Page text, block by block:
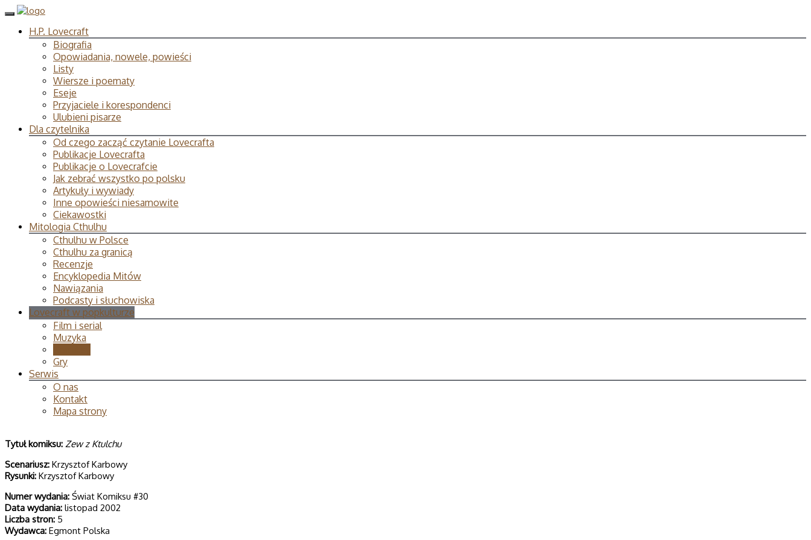
H.P. Lovecraft
Biografia
Opowiadania, nowele, powieści
Listy
Wiersze i poematy
Eseje
Przyjaciele i korespondenci
Ulubieni pisarze
Dla czytelnika
Od czego zacząć czytanie Lovecrafta
Publikacje Lovecrafta
Publikacje o Lovecrafcie
Jak zebrać wszystko po polsku
Artykuły i wywiady
Inne opowieści niesamowite
Ciekawostki
Mitologia Cthulhu
Cthulhu w Polsce
Cthulhu za granicą
Recenzje
Encyklopedia Mitów
Nawiązania
Podcasty i słuchowiska
Lovecraft w popkulturze
Film i serial
Muzyka
Gry
Serwis
O nas
Kontakt
Mapa strony
Tytuł komiksu: Zew z Ktulchu
Scenariusz: Krzysztof Karbowy
Rysunki: Krzysztof Karbowy
Numer wydania: Świat Komiksu #30
Data wydania: listopad 2002
Liczba stron: 5
Wydawca: Egmont Polska